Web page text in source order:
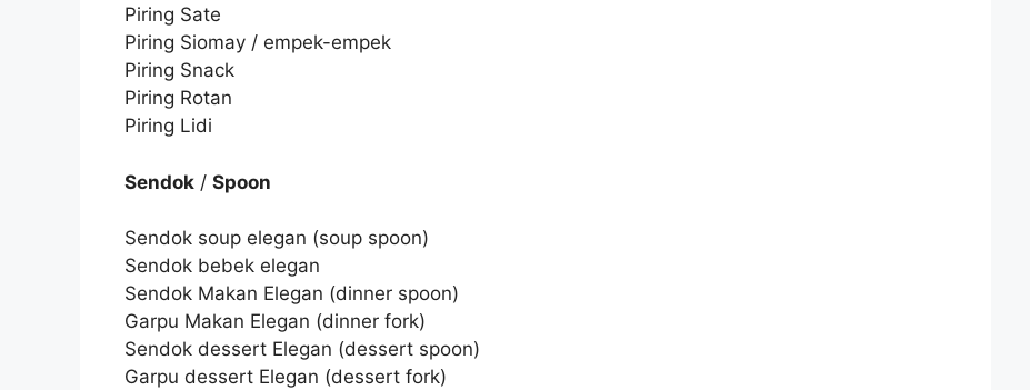
Piring Sate
Piring Siomay / empek-empek
Piring Snack
Piring Rotan
Piring Lidi
Sendok / Spoon
Sendok soup elegan (soup spoon)
Sendok bebek elegan
Sendok Makan Elegan (dinner spoon)
Garpu Makan Elegan (dinner fork)
Sendok dessert Elegan (dessert spoon)
Garpu dessert Elegan (dessert fork)